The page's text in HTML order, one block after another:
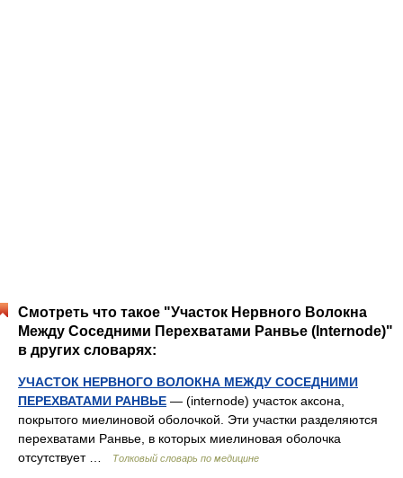
Смотреть что такое "Участок Нервного Волокна
Между Соседними Перехватами Ранвье (Internode)"
в других словарях:
УЧАСТОК НЕРВНОГО ВОЛОКНА МЕЖДУ СОСЕДНИМИ
ПЕРЕХВАТАМИ РАНВЬЕ — (internode) участок аксона,
покрытого миелиновой оболочкой. Эти участки разделяются
перехватами Ранвье, в которых миелиновая оболочка
отсутствует …
Толковый словарь по медицине